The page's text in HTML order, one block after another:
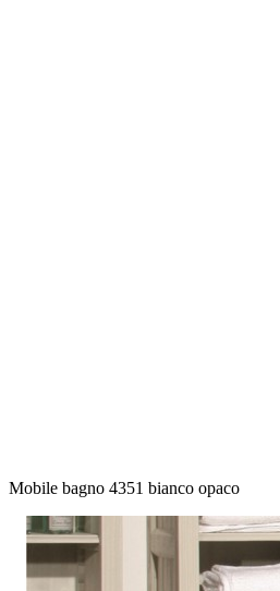
Mobile bagno 4351 bianco opaco